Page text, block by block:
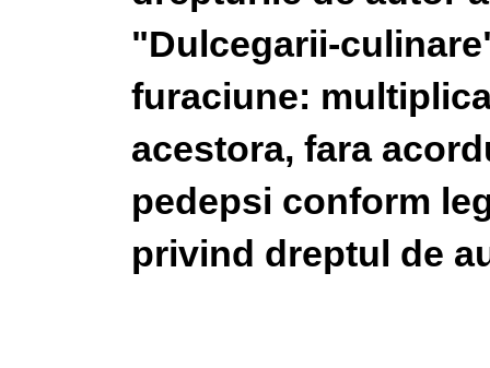
"Dulcegarii-
furaciune:
acestora, fara
pedepsi conform
privind dreptul de